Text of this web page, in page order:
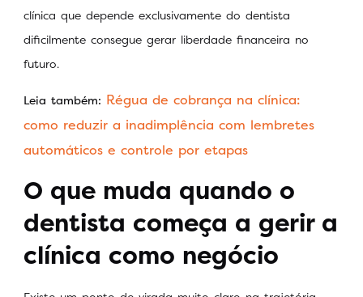
clínica que depende exclusivamente do dentista
dificilmente consegue gerar liberdade financeira no
futuro.
Leia também: Régua de cobrança na clínica:
como reduzir a inadimplência com lembretes
automáticos e controle por etapas
O que muda quando o
dentista começa a gerir a
clínica como negócio